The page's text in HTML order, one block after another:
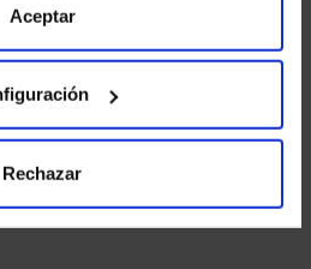
Aceptar
Rechazar